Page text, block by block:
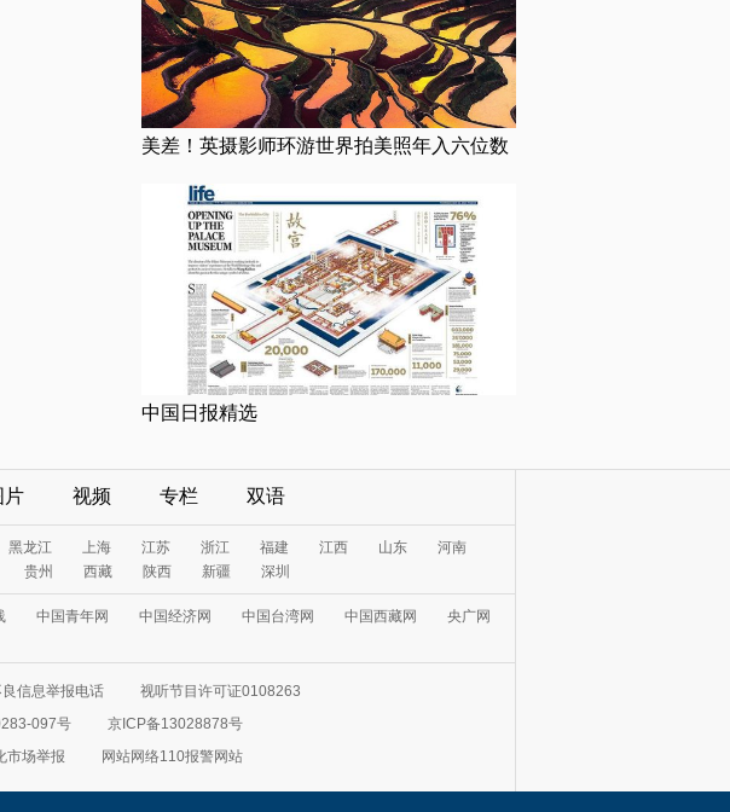
美差！英摄影师环游世界拍美照年入六位数
中国日报精选
片 视频 专栏 双语
黑龙江 上海 江苏 浙江 福建 江西 山东
河南
贵州 西藏 陕西 新疆 深圳
中国青年网 中国经济网 中国台湾网 中国西藏网
央广网
信息举报电话
视听节目许可证0108263
097号
京ICP备13028878号
市场举报 网站网络110报警网站